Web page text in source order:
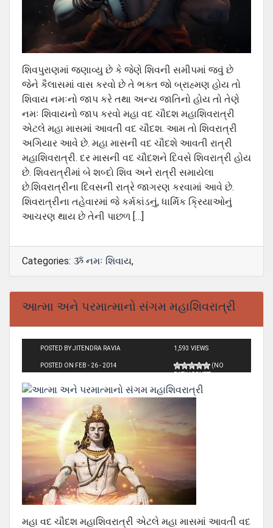
શિવપુરાણમાં જણાવ્યુ છે કે જેણે શિવની સમીપમાં જવું છે
જેને કૈલાસમાં વાસ કરવો છે તે ભક્ત જો બ્રાહ્મણ હોય તો
શિવાય નમઃનો જાપ કરે તથા અન્ય જાતિનો હોય તો તેણે
નમઃ શિવાયનો જાપ કરવો મહા વદ ચૌદશ મહાશિવરાત્રી
એટલે મહા માસમાં આવતી વદ ચૌદશ. આમ તો શિવરાત્રી
અગિયાર આવે છે. મહા માસની વદ ચૌદશે આવતી રાત્રી
મહાશિવરાત્રી. દર માસની વદ ચૌદશને દિવસે શિવરાત્રી હોય
છે. શિવરાત્રીમાં બે શબ્દો શિવ અને રાત્રી સમાયેલા
છે.શિવરાત્રીના દિવસની રાત્રે જાગરણ કરવામાં આવે છે.
શિવરાત્રીના તહેવારમાં જે કર્મકાંડનું, ધાર્મિક ક્રિયાઓનું
આચરણ થાય છે તેની પાછળ […]
Categories: ૐ નમઃ શિવાય,
આત્મા અને પરમાત્માનો સંગમ મહાશિવરાત્રી
POSTED BY JITENDRA RAVIA
POSTED ON FEB - 26 - 2014
1,593 VIEWS
(NO
RATINGS YET)
મહા વદ ચૌદશ મહાશિવરાત્રી એટલે મહા માસમાં આવતી વદ